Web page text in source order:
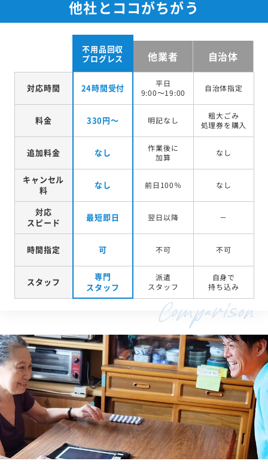
他社とココがちがう
不用品回収
プログレス
他業者 自治体
対応時間 24時間受付
平日
9:00～19:00
自治体指定
料金 330円～ 明記なし
粗大ごみ
処理券を購入
追加料金 なし
作業後に
加算
なし
キャンセル
料
なし 前日100％ なし
対応
スピード
最短即日 翌日以降 －
時間指定 可 不可 不可
スタッフ
専門
スタッフ
派遣
スタッフ
自身で
持ち込み